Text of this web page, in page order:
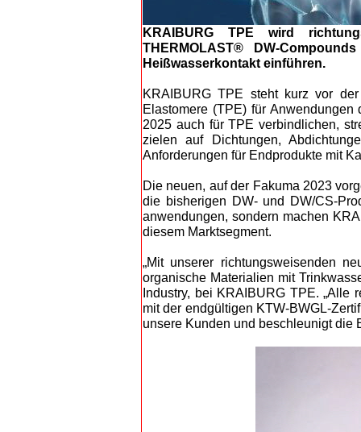
KRAIBURG TPE wird
THERMOLAST® DW-
Heißwasserkontakt einführen.
KRAIBURG TPE steht kurz vor
Elastomere (TPE) für
2025 auch für TPE verbindlichen,
zielen auf Dichtungen,
Anforderungen für Endprodukte mit
Die neuen, auf der Fakuma 2023
die bisherigen DW- und DW/CS-
anwendungen, sondern machen
diesem Marktsegment.
„Mit unserer richtungsweisenden
organische Materialien mit
Industry, bei KRAIBURG TPE.
mit der endgültigen KTW-BWGL-
unsere Kunden und beschleunigt die